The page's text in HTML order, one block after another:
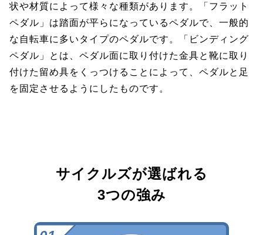
状や材質によって様々な種類があります。「フラット
ペダル」は踏面が平らになっているペダルで、一般的
な自転車に多いタイプのペダルです。「ビンディング
ペダル」とは、ペダル面に取り付けた金具と靴に取り
付けた留め具をくっつけることによって、ペダルと足
を固定させるようにしたものです。
サイクルズが選ばれる
3つの強み